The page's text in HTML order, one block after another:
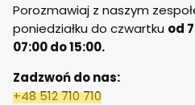
Porozmawiaj z naszym
poniedziałku do czwartku od
07:00 do 15:00.
Zadzwoń do nas:
+48 512 710 710